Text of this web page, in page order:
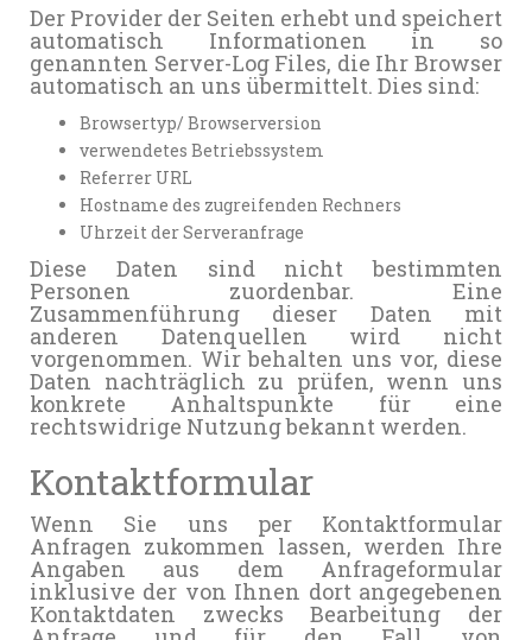
Der Provider der Seiten erhebt und speichert
automatisch Informationen in so
genannten Server-Log Files, die Ihr Browser
automatisch an uns übermittelt. Dies sind:
Browsertyp/ Browserversion
verwendetes Betriebssystem
Referrer URL
Hostname des zugreifenden Rechners
Uhrzeit der Serveranfrage
Diese Daten sind nicht bestimmten
Personen zuordenbar. Eine
Zusammenführung dieser Daten mit
anderen Datenquellen wird nicht
vorgenommen. Wir behalten uns vor, diese
Daten nachträglich zu prüfen, wenn uns
konkrete Anhaltspunkte für eine
rechtswidrige Nutzung bekannt werden.
Kontaktformular
Wenn Sie uns per Kontaktformular
Anfragen zukommen lassen, werden Ihre
Angaben aus dem Anfrageformular
inklusive der von Ihnen dort angegebenen
Kontaktdaten zwecks Bearbeitung der